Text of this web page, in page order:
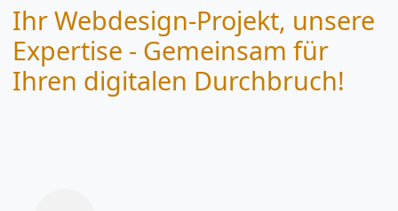
Ihr Webdesign-Projekt, unsere
Expertise - Gemeinsam für
Ihren digitalen Durchbruch!